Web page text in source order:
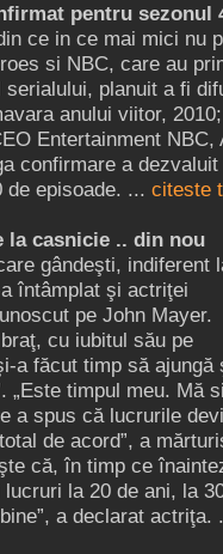
pentru sezonul
ce in ce mai mici nu
si NBC, care au
serialului, planuit a fi
anului viitor,
Entertainment NBC,
confirmare a
de episoade. ... citeste
la casnicie .. din nou
gândeşti, indiferent
întâmplat şi actriţei
pe John Mayer.
cu iubitul său pe
a făcut timp să ajungă
„Este timpul meu. Mă
a spus că lucrurile
de acord”, a
că, în timp ce
la 20 de ani, la
a declarat